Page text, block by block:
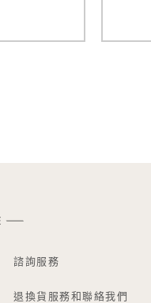
諮詢服務
退換貨服務和聯絡我們